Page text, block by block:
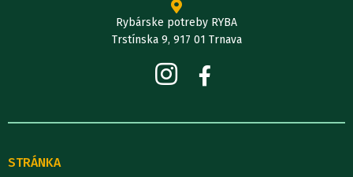
Rybárske potreby RYBA
Trstínska 9, 917 01 Trnava
STRÁNKA